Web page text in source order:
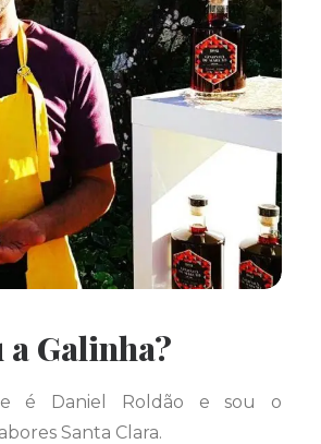
a Galinha?
é Daniel Roldão e sou o
Santa Clara.